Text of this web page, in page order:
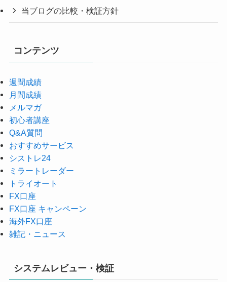
当ブログの比較・検証方針
コンテンツ
週間成績
月間成績
メルマガ
初心者講座
Q&A質問
おすすめサービス
シストレ24
ミラートレーダー
トライオート
FX口座
FX口座 キャンペーン
海外FX口座
雑記・ニュース
システムレビュー・検証